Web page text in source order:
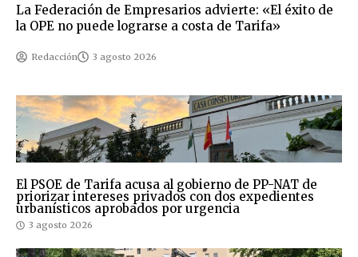
La Federación de Empresarios advierte: «El éxito de
la OPE no puede lograrse a costa de Tarifa»
Redacción 3 agosto 2026
El PSOE de Tarifa acusa al gobierno de PP-NAT de
priorizar intereses privados con dos expedientes
urbanísticos aprobados por urgencia
3 agosto 2026